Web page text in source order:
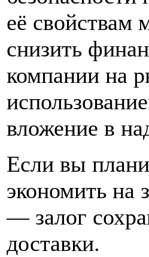
её свойствам
снизить
компании на
вложение в
Если вы
экономить на
— залог
доставки.